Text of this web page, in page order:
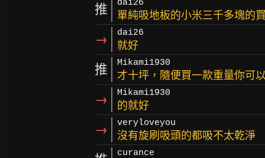
推 dai26
單純吸地板的小米三千多塊的
→ dai26
就好
推 Mikami1930
才十坪，隨便買一款重量你可
→ Mikami1930
的就好
→ veryloveyou
沒有旋刷吸頭的都吸不太乾淨
curance